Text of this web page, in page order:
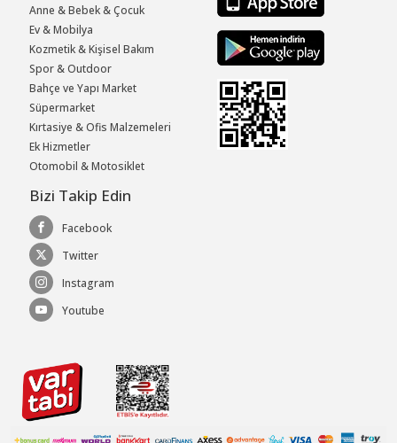
Anne & Bebek & Çocuk
Ev & Mobilya
Kozmetik & Kişisel Bakım
Spor & Outdoor
Bahçe ve Yapı Market
Süpermarket
Kırtasiye & Ofis Malzemeleri
Ek Hizmetler
Otomobil & Motosiklet
Bizi Takip Edin
Facebook
Twitter
Instagram
Youtube